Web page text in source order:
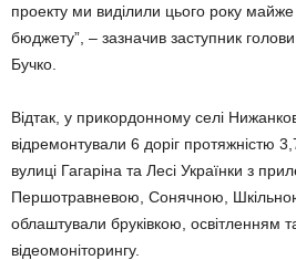
проекту ми виділили цього року
бюджету”, – зазначив заступник
Бучко.
Відтак, у прикордонному селі
відремонтували 6 доріг протяжністю
вулиці Гагаріна та Лесі Українки з
Першотравневою, Сонячною,
облаштували бруківкою, освітленням
відеомоніторингу.